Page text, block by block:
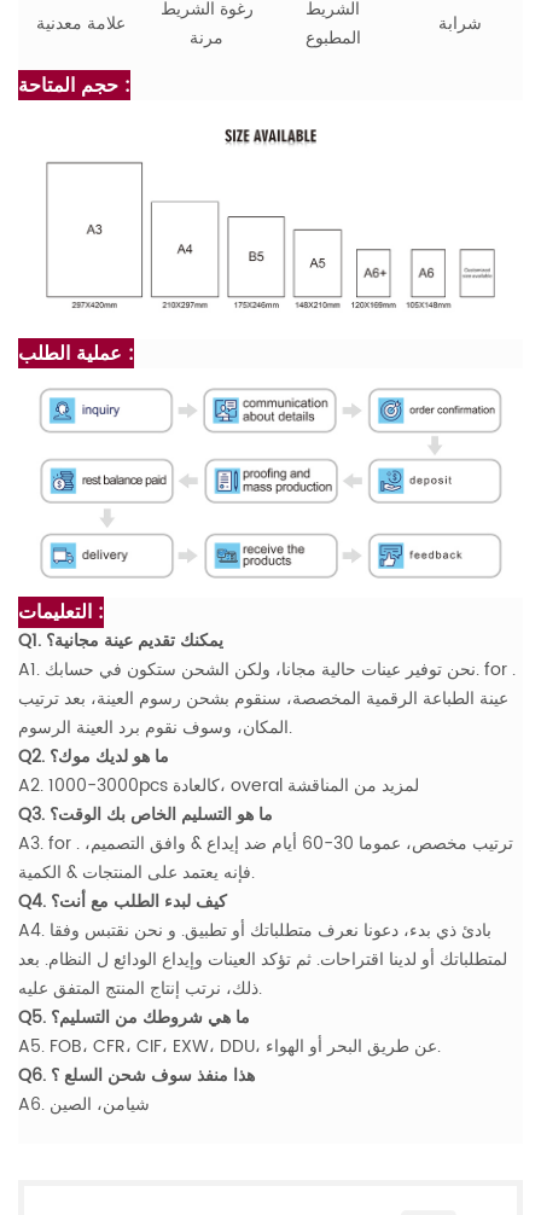
علامة معدنية
رغوة الشريط
مرنة
الشريط
المطبوع
شرابة
حجم المتاحة :
عملية الطلب :
التعليمات :
Q1. يمكنك تقديم عينة مجانية؟
A1. نحن توفير عينات حالية مجانا، ولكن الشحن ستكون في حسابك. for .
عينة الطباعة الرقمية المخصصة، سنقوم بشحن رسوم العينة، بعد ترتيب
المكان، وسوف نقوم برد العينة الرسوم.
Q2. ما هو لديك موك؟
A2. 1000-3000pcs كالعادة، overal لمزيد من المناقشة
Q3. ما هو التسليم الخاص بك الوقت؟
A3. for . ترتيب مخصص، عموما 30-60 أيام ضد إيداع & وافق التصميم،
فإنه يعتمد على المنتجات & الكمية.
Q4. كيف لبدء الطلب مع أنت؟
A4. بادئ ذي بدء، دعونا نعرف متطلباتك أو تطبيق. و نحن نقتبس وفقا
لمتطلباتك أو لدينا اقتراحات. ثم تؤكد العينات وإيداع الودائع ل النظام. بعد
ذلك، نرتب إنتاج المنتج المتفق عليه.
Q5. ما هي شروطك من التسليم؟
A5. FOB، CFR، CIF، EXW، DDU، عن طريق البحر أو الهواء.
Q6. هذا منفذ سوف شحن السلع ؟
A6. شيامن، الصين